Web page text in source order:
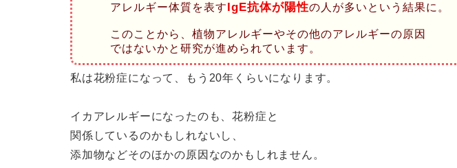
アレルギー体質を表す IgE抗体が陽性の人が多いという結果に。
このことから、植物アレルギーやその他のアレルギーの原因
ではないかと研究が進められています。
私は花粉症になって、もう20年くらいになります。
イカアレルギーになったのも、花粉症と
関係しているのかもしれないし、
添加物などそのほかの原因なのかもしれません。